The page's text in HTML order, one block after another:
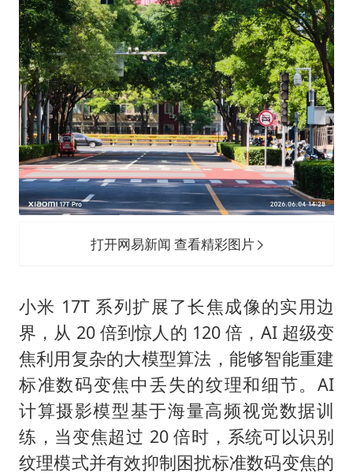
打开网易新闻 查看精彩图片
小米 17T 系列扩展了长焦成像的实用边
界，从 20 倍到惊人的 120 倍，AI 超级变
焦利用复杂的大模型算法，能够智能重建
标准数码变焦中丢失的纹理和细节。AI
计算摄影模型基于海量高频视觉数据训
练，当变焦超过 20 倍时，系统可以识别
纹理模式并有效抑制困扰标准数码变焦的